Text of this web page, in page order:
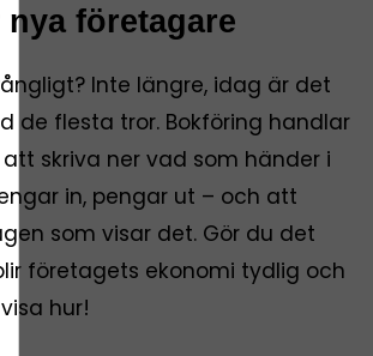
företagare
Inte längre, idag är det
de flesta tror. Bokföring handlar
skriva ner vad som händer i
in, pengar ut – och att
som visar det. Gör du det
företagets ekonomi tydlig och
hur!